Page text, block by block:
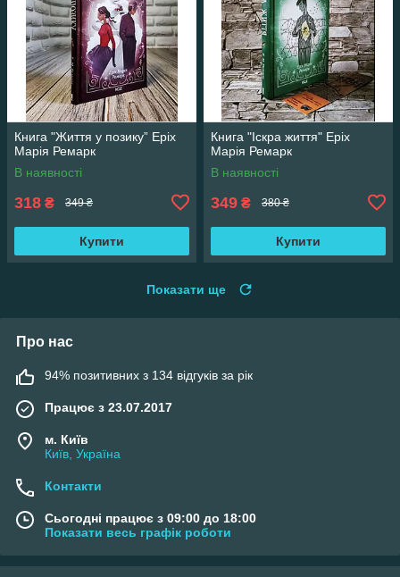
Книга "Життя у позику” Еріх
Марія Ремарк
В наявності
318 ₴ 349 ₴
Купити
Книга "Іскра життя" Еріх
Марія Ремарк
В наявності
349 ₴ 380 ₴
Купити
Показати ще
Про нас
94% позитивних з 134 відгуків за рік
Працює з 23.07.2017
м. Київ
Київ, Україна
Контакти
Сьогодні працює з 09:00 до 18:00
Показати весь графік роботи